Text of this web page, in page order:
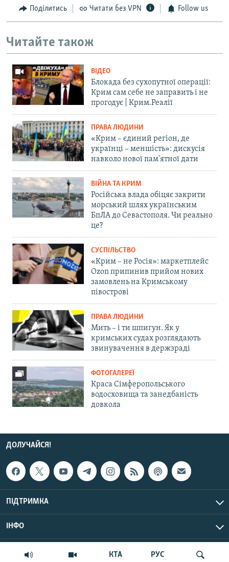
КТА РУС
Поділитись Читати без VPN Follow us
Читайте також
ВІДЕО
Блокада без сухопутної операції:
Крим сам себе не заправить і не
прогодує | Крим.Реалії
ПРАВА ЛЮДИНИ
«Крим – єдиний регіон, де
українці – меншість»: дискусія
навколо нової пам'ятної дати
ВІЙНА ТА КРИМ
Російська влада обіцяє закрити
морський шлях українським
БпЛА до Севастополя. Чи реально
це?
СУСПІЛЬСТВО
«Крим – не Росія»: маркетплейс
Ozon припинив прийом нових
замовлень на Кримському
півострові
ПРАВА ЛЮДИНИ
Мить – і ти шпигун. Як у
кримських судах розглядають
звинувачення в держзраді
ФОТОГАЛЕРЕЇ
Краса Сімферопольського
водосховища та занедбаність
довкола
ДОЛУЧАЙСЯ!
ПІДТРИМКА
ІНФО
© Крим.Реалії, 2026 | Усі права застережено.